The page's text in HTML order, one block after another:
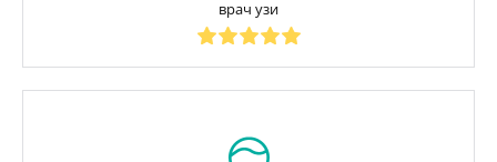
врач узи